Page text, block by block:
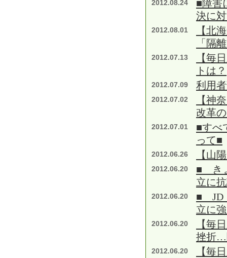
2012.08.24
■障害
決に
2012.08.01
【北
「隔
2012.07.13
【毎
トは？
2012.07.09 利用
2012.07.02
【神
改革
2012.07.01
■すべ
って■
2012.06.26 【山
2012.06.20
■ き
立に
2012.06.20
■ JD
立に
2012.06.20
【毎
挫折…
2012.06.20
【毎